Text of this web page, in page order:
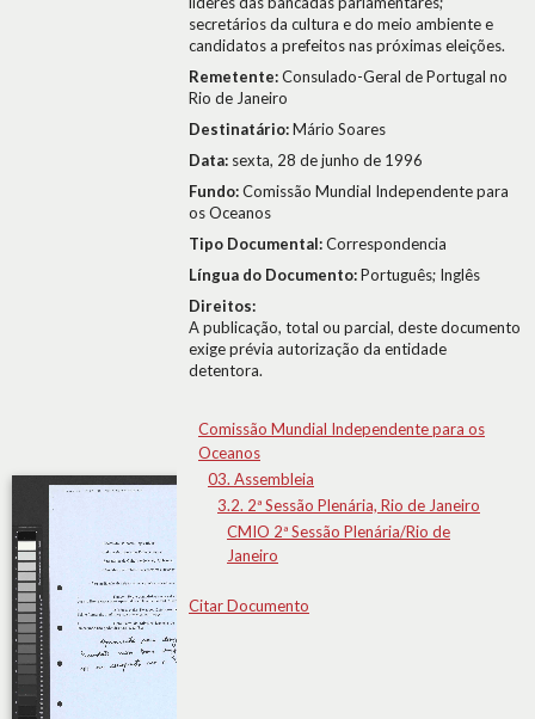
secretários da cultura e do meio ambiente e
candidatos a prefeitos nas próximas eleições.
Remetente:Consulado-Geral de Portugal no
Rio de Janeiro
Destinatário:Mário Soares
Data: sexta, 28 de junho de 1996
Fundo:Comissão Mundial Independente para
os Oceanos
Tipo Documental:Correspondencia
Língua do Documento:Português; Inglês
Direitos:
A publicação, total ou parcial, deste documento
exige prévia autorização da entidade
detentora.
Comissão Mundial Independente para os
Oceanos
03. Assembleia
3.2. 2ª Sessão Plenária, Rio de Janeiro
CMIO 2ª Sessão Plenária/Rio de
Janeiro
Citar Documento